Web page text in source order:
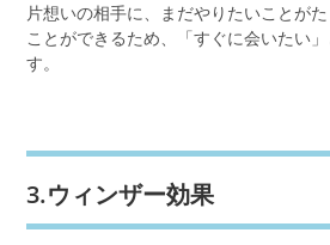
片想いの相手に、まだやりたいことが
ことができるため、「すぐに会いたい
す。
3.ウィンザー効果